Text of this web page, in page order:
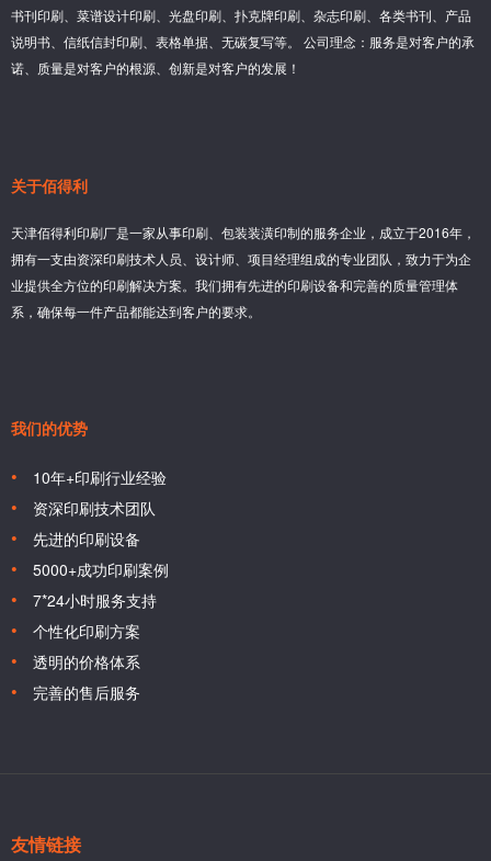
书刊印刷、菜谱设计印刷、光盘印刷、扑克牌印刷、杂志印刷、各类书刊、产品
说明书、信纸信封印刷、表格单据、无碳复写等。 公司理念：服务是对客户的承
诺、质量是对客户的根源、创新是对客户的发展！
关于佰得利
天津佰得利印刷厂是一家从事印刷、包装装潢印制的服务企业，成立于2016年，
拥有一支由资深印刷技术人员、设计师、项目经理组成的专业团队，致力于为企
业提供全方位的印刷解决方案。我们拥有先进的印刷设备和完善的质量管理体
系，确保每一件产品都能达到客户的要求。
我们的优势
10年+印刷行业经验
资深印刷技术团队
先进的印刷设备
5000+成功印刷案例
7*24小时服务支持
个性化印刷方案
透明的价格体系
完善的售后服务
友情链接